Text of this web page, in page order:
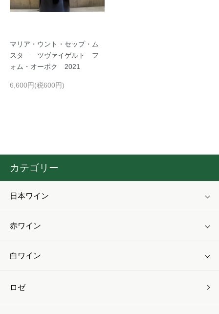
マリア・ウント・セップ・ム
スタ― ツヴァイゲルト フ
ォム・オーポク 2021
6,600円(税600円)
カテゴリー
日本ワイン
赤ワイン
白ワイン
ロゼ